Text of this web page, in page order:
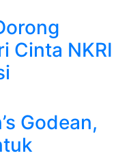
Cinta NKRI
Godean,